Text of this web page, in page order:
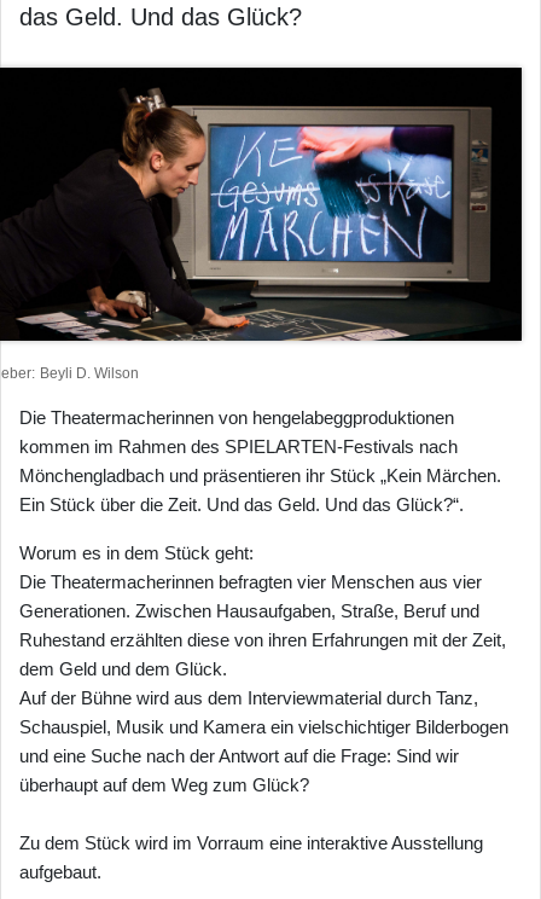
das Geld. Und das Glück?
Beyli D. Wilson
Die Theatermacherinnen von hengelabeggproduktionen
kommen im Rahmen des SPIELARTEN-Festivals nach
Mönchengladbach und präsentieren ihr Stück „Kein Märchen.
Ein Stück über die Zeit. Und das Geld. Und das Glück?“.
Worum es in dem Stück geht:
Die Theatermacherinnen befragten vier Menschen aus vier
Generationen. Zwischen Hausaufgaben, Straße, Beruf und
Ruhestand erzählten diese von ihren Erfah­rungen mit der Zeit,
dem Geld und dem Glück.
Auf der Bühne wird aus dem Interviewmaterial durch Tanz,
Schauspiel, Musik und Kamera ein vielschichtiger Bilderbogen
und eine Suche nach der Antwort auf die Frage: Sind wir
überhaupt auf dem Weg zum Glück?
Zu dem Stück wird im Vorraum eine interaktive Ausstellung
aufgebaut.